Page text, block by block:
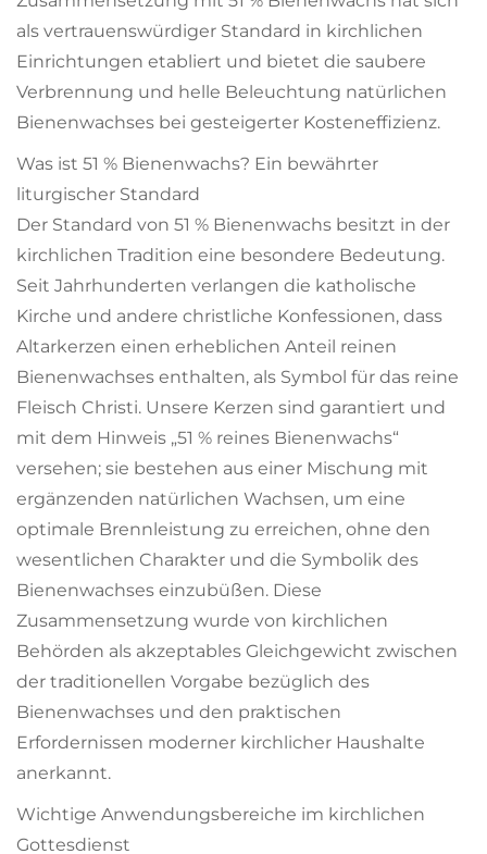
als vertrauenswürdiger Standard in kirchlichen
Einrichtungen etabliert und bietet die saubere
Verbrennung und helle Beleuchtung natürlichen
Bienenwachses bei gesteigerter Kosteneffizienz.
Was ist 51 % Bienenwachs? Ein bewährter
liturgischer Standard
Der Standard von 51 % Bienenwachs besitzt in der
kirchlichen Tradition eine besondere Bedeutung.
Seit Jahrhunderten verlangen die katholische
Kirche und andere christliche Konfessionen, dass
Altarkerzen einen erheblichen Anteil reinen
Bienenwachses enthalten, als Symbol für das reine
Fleisch Christi. Unsere Kerzen sind garantiert und
mit dem Hinweis „51 % reines Bienenwachs“
versehen; sie bestehen aus einer Mischung mit
ergänzenden natürlichen Wachsen, um eine
optimale Brennleistung zu erreichen, ohne den
wesentlichen Charakter und die Symbolik des
Bienenwachses einzubüßen. Diese
Zusammensetzung wurde von kirchlichen
Behörden als akzeptables Gleichgewicht zwischen
der traditionellen Vorgabe bezüglich des
Bienenwachses und den praktischen
Erfordernissen moderner kirchlicher Haushalte
anerkannt.
Wichtige Anwendungsbereiche im kirchlichen
Gottesdienst